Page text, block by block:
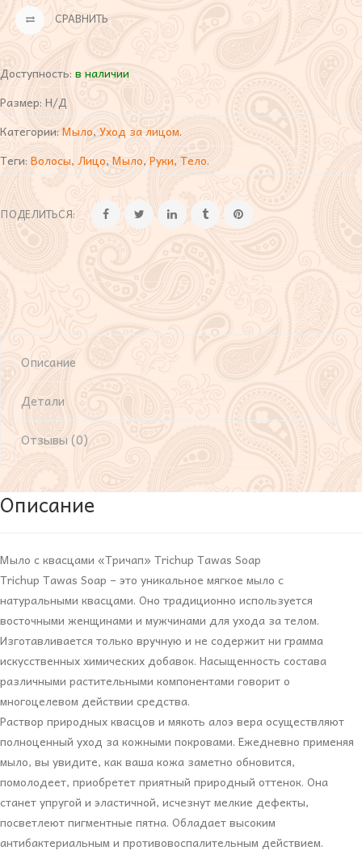
СРАВНИТЬ
Доступность: в наличии
Размер: Н/Д
Категории: Мыло, Уход за лицом.
Теги: Волосы, Лицо, Мыло, Руки, Тело.
ПОДЕЛИТЬСЯ:
Описание
Детали
Отзывы (0)
Описание
Мыло с квасцами «Тричап» Trichup Tawas Soap
Trichup Tawas Soap – это уникальное мягкое мыло с
натуральными квасцами. Оно традиционно используется
восточными женщинами и мужчинами для ухода за телом.
Изготавливается только вручную и не содержит ни грамма
искусственных химических добавок. Насыщенность состава
различными растительными компонентами говорит о
многоцелевом действии средства.
Раствор природных квасцов и мякоть алоэ вера осуществляют
полноценный уход за кожными покровами. Ежедневно применяя
мыло, вы увидите, как ваша кожа заметно обновится,
помолодеет, приобретет приятный природный оттенок. Она
станет упругой и эластичной, исчезнут мелкие дефекты,
посветлеют пигментные пятна. Обладает высоким
антибактериальным и противовоспалительным действием.